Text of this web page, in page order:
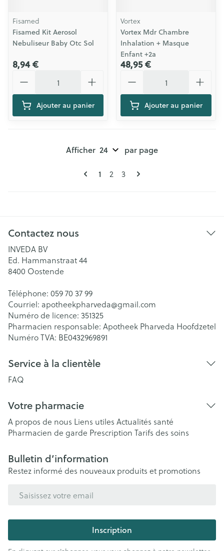
Fisamed
Fisamed Kit Aerosol
Nebuliseur Baby Otc Sol
8,94 €
Ajouter au panier
Vortex
Vortex Mdr Chambre
Inhalation + Masque
Enfant +2a
48,95 €
Ajouter au panier
Pages
Vous lisez actuellement la page
1 Page
2 Page
3
Afficher par page
Contactez nous
INVEDA BV
Ed. Hammanstraat 44
8400 Oostende
Téléphone: 059 70 37 99
Courriel: apotheekpharveda@gmail.com
Numéro de licence: 351325
Pharmacien responsable: Apotheek Pharveda Hoofdzetel
Numéro TVA: BE0432969891
Service à la clientèle
FAQ
Votre pharmacie
A propos de nous Liens utiles Actualités santé
Pharmacien de garde Prescription Tarifs des soins
Bulletin d’information
Restez informé des nouveaux produits et promotions
Inscription